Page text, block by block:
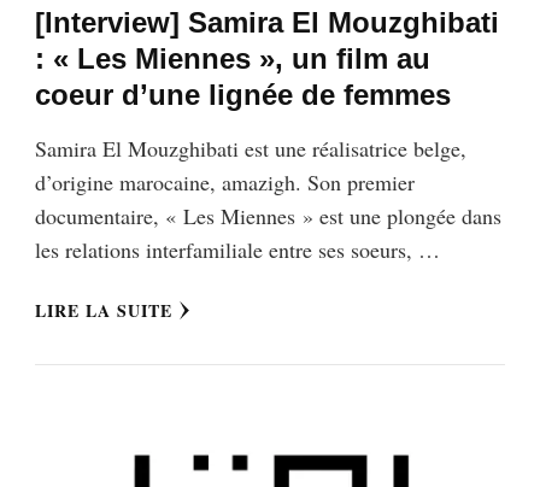
[Interview] Samira El Mouzghibati
: « Les Miennes », un film au
coeur d’une lignée de femmes
Samira El Mouzghibati est une réalisatrice belge,
d’origine marocaine, amazigh. Son premier
documentaire, « Les Miennes » est une plongée dans
les relations interfamiliale entre ses soeurs, …
LIRE LA SUITE